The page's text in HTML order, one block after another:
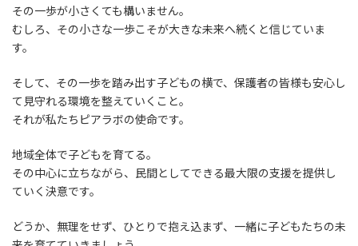
その一歩が小さくても構いません。
むしろ、その小さな一歩こそが大きな未来へ続くと信じていま
す。
そして、その一歩を踏み出す子どもの横で、保護者の皆様も安心し
て見守れる環境を整えていくこと。
それが私たちピアラボの使命です。
地域全体で子どもを育てる。
その中心に立ちながら、民間としてできる最大限の支援を提供し
ていく決意です。
どうか、無理をせず、ひとりで抱え込まず、一緒に子どもたちの未